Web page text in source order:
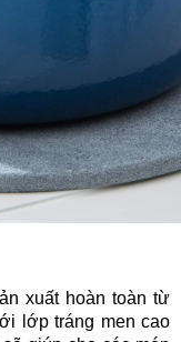
xuất hoàn toàn từ
lớp tráng men cao